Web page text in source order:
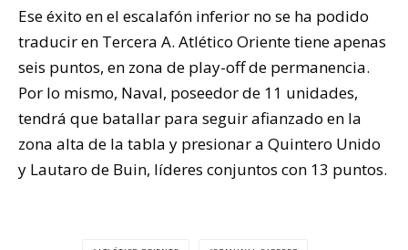
Ese éxito en el escalafón inferior no se ha podido
traducir en Tercera A. Atlético Oriente tiene apenas
seis puntos, en zona de play-off de permanencia.
Por lo mismo, Naval, poseedor de 11 unidades,
tendrá que batallar para seguir afianzado en la
zona alta de la tabla y presionar a Quintero Unido
y Lautaro de Buin, líderes conjuntos con 13 puntos.